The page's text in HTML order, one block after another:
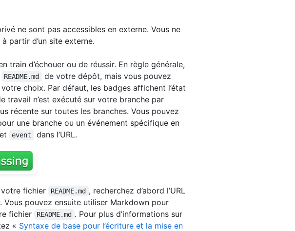
ne sont pas accessibles en externe. Vous ne
partir d’un site externe.
train d’échouer ou de réussir. En règle générale,
README.md
de votre dépôt, mais vous pouvez
choix. Par défaut, les badges affichent l’état
travail n’est exécuté sur votre branche par
récente sur toutes les branches. Vous pouvez
une branche ou un événement spécifique en
et event dans l’URL.
fichier README.md , recherchez d’abord l’URL
Vous pouvez ensuite utiliser Markdown pour
fichier
README.md . Pour plus d’informations sur
« Syntaxe de base pour l’écriture et la mise en